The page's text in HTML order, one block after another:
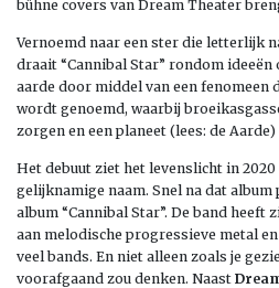
bühne covers van Dream Theater
Vernoemd naar een ster die letterlijk
draait “Cannibal Star” rondom
aarde door middel van een fenomeen
wordt genoemd, waarbij
zorgen en een planeet (lees: de
Het debuut ziet het levenslicht in
gelijknamige naam. Snel na dat
album “Cannibal Star”. De band heeft
aan melodische progressieve metal
veel bands. En niet alleen zoals je
voorafgaand zou denken. Naast